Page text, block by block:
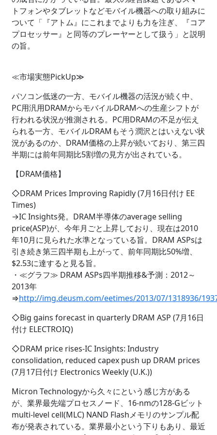
トフォンやタブレットなどモバイル機器への取り組みに
ついて「『アトム』にこれまでよりも力を注ぎ、『コア
プロセッサー』と同等のプレーヤーとして扱う」と説明
の旨。
≪市場実態PickUp≫
パソコン低迷の一方、モバイル機器の活況が続く中、
PC用汎用DRAMからモバイルDRAMへの生産シフトが
行われる状況が推測される。PC用DRAMの不足が伝え
られる一方、モバイルDRAMもそう潤沢とはいえない状
況があるのか、DRAM価格の上昇が続いており、第三四
半期には前年同期比5割増の見方が出されている。
【DRAM価格】
◇DRAM Prices Improving Rapidly (7月16日付け EE
Times)
→IC Insights発。DRAM半導体のaverage selling
price(ASP)が、今年月ごと上昇しており、現在は2010
年10月に見られた水準となっている旨。DRAM ASPsは
引き続き第三四半期も上がって、前年同期比50%増、
$2.53に達すると見る旨。
・≪グラフ≫ DRAM ASPs四半期推移&予測：2012～
2013年
⇒http://img.deusm.com/eetimes/2013/07/1318936/
◇Big gains forecast in quarterly DRAM ASP (7月16日
付け ELECTROIQ)
◇DRAM price rises-IC Insights: Industry
consolidation, reduced capex push up DRAM prices
(7月17日付け Electronics Weekly (U.K.))
Micron Technologyから久々にという感じ方がある
が、業界最先端プロセスノード、16-nmの128-Gビット
multi-level cell(MLC) NAND Flashメモリのサンプル配
布が発表されている。業界最小という下りもあり、最近